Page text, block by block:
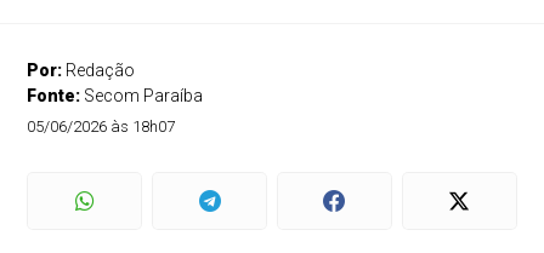
Por: Redação
Fonte: Secom Paraíba
05/06/2026 às 18h07